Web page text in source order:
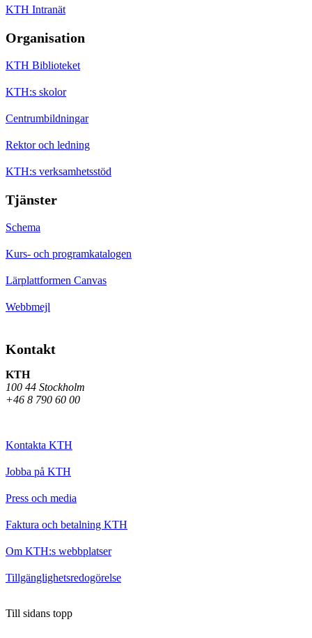
KTH Intranät
Organisation
KTH Biblioteket
KTH:s skolor
Centrumbildningar
Rektor och ledning
KTH:s verksamhetsstöd
Tjänster
Schema
Kurs- och programkatalogen
Lärplattformen Canvas
Webbmejl
Kontakt
KTH
100 44 Stockholm
+46 8 790 60 00
Kontakta KTH
Jobba på KTH
Press och media
Faktura och betalning KTH
Om KTH:s webbplatser
Tillgänglighetsredogörelse
Till sidans topp